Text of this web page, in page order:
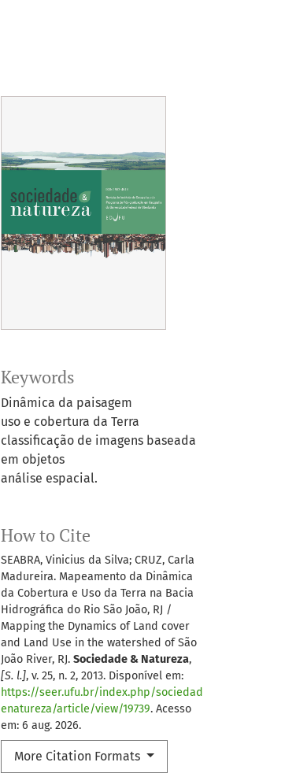
Keywords
Dinâmica da paisagem
uso e cobertura da Terra
classificação de imagens baseada
em objetos
análise espacial.
How to Cite
SEABRA, Vinicius da Silva; CRUZ, Carla
Madureira. Mapeamento da Dinâmica
da Cobertura e Uso da Terra na Bacia
Hidrográfica do Rio São João, RJ /
Mapping the Dynamics of Land cover
and Land Use in the watershed of São
João River, RJ. Sociedade & Natureza,
[S. l.], v. 25, n. 2, 2013. Disponível em:
https://seer.ufu.br/index.php/sociedad
enatureza/article/view/19739. Acesso
em: 6 aug. 2026.
More Citation Formats